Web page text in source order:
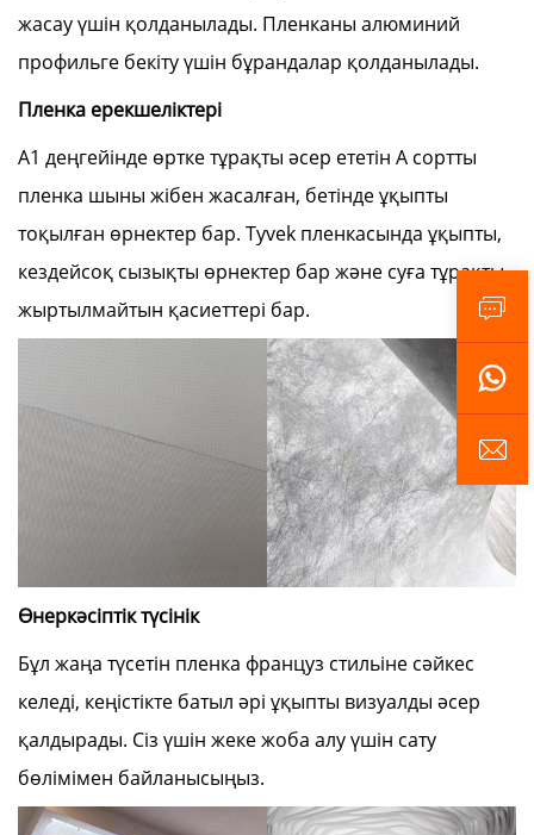
жасау үшін қолданылады. Пленканы алюминий
профильге бекіту үшін бұрандалар қолданылады.
Пленка ерекшеліктері
A1 деңгейінде өртке тұрақты әсер ететін A сортты
пленка шыны жібен жасалған, бетінде ұқыпты
тоқылған өрнектер бар. Tyvek пленкасында ұқыпты,
кездейсоқ сызықты өрнектер бар және суға тұрақты,
жыртылмайтын қасиеттері бар.
Өнеркәсіптік түсінік
Бұл жаңа түсетін пленка француз стильіне сәйкес
келеді, кеңістікте батыл әрі ұқыпты визуалды әсер
қалдырады. Сіз үшін жеке жоба алу үшін сату
бөлімімен байланысыңыз.